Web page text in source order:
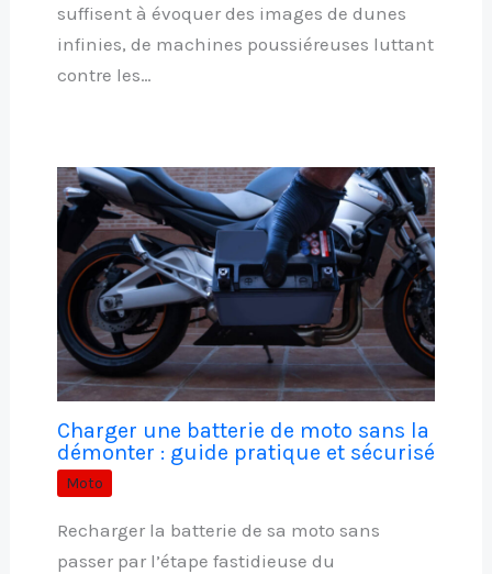
suffisent à évoquer des images de dunes
infinies, de machines poussiéreuses luttant
contre les…
Charger une batterie de moto sans la
démonter : guide pratique et sécurisé
Moto
Recharger la batterie de sa moto sans
passer par l’étape fastidieuse du